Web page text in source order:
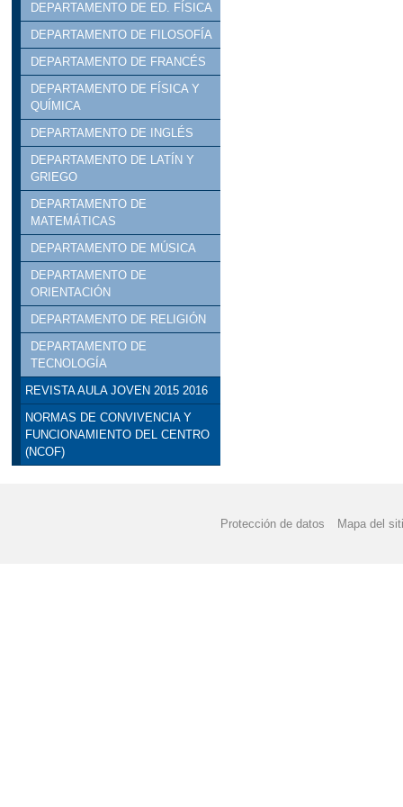
DEPARTAMENTO DE ED. FÍSICA
DEPARTAMENTO DE FILOSOFÍA
DEPARTAMENTO DE FRANCÉS
DEPARTAMENTO DE FÍSICA Y
QUÍMICA
DEPARTAMENTO DE INGLÉS
DEPARTAMENTO DE LATÍN Y
GRIEGO
DEPARTAMENTO DE
MATEMÁTICAS
DEPARTAMENTO DE MÚSICA
DEPARTAMENTO DE
ORIENTACIÓN
DEPARTAMENTO DE RELIGIÓN
DEPARTAMENTO DE
TECNOLOGÍA
REVISTA AULA JOVEN 2015 2016
NORMAS DE CONVIVENCIA Y
FUNCIONAMIENTO DEL CENTRO
(NCOF)
Protección de datos Mapa del